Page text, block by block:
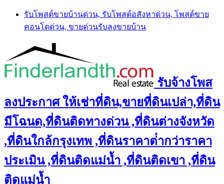
Skip
content
รับโพสต์ขายบ้านด่วน, รับโพสต์อสังหาด่วน, โพสต์ขาย
คอนโดด่วน, ขายด่วนรับลงขายบ้าน
รับจ้างโพส
ลงประกาศ ให้เช่าที่ดิน,ขายที่ดินเปล่า,ที่ดิน
มีโฉนด,ที่ดินติดทางด่วน ,ที่ดินต่างจังหวัด
,ที่ดินใกล้กรุงเทพ ,ที่ดินราคาต่ํากว่าราคา
ประเมิน ,ที่ดินติดแม่น้ำ ,ที่ดินติดเขา ,ที่ดิน
ติดแม่น้ำ